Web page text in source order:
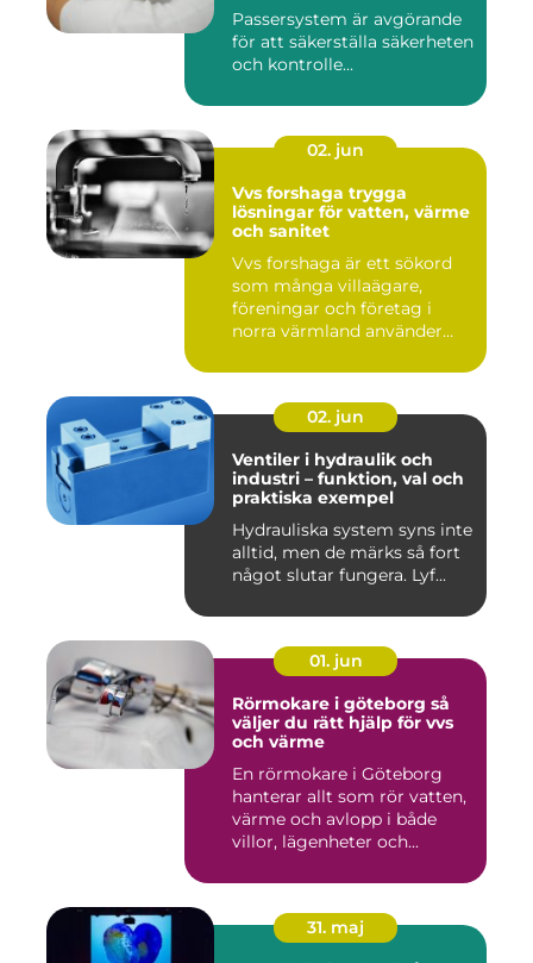
Passersystem är avgörande
för att säkerställa säkerheten
och kontrolle...
02. jun
Vvs forshaga trygga
lösningar för vatten, värme
och sanitet
Vvs forshaga är ett sökord
som många villaägare,
föreningar och företag i
norra värmland använder
02. jun
Ventiler i hydraulik och
industri – funktion, val och
praktiska exempel
Hydrauliska system syns inte
alltid, men de märks så fort
något slutar fungera. Lyf...
01. jun
Rörmokare i göteborg så
väljer du rätt hjälp för vvs
och värme
En rörmokare i Göteborg
hanterar allt som rör vatten,
värme och avlopp i både
villor, lägenheter och...
31. maj